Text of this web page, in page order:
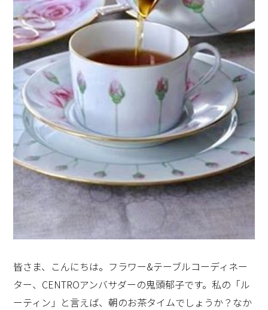
文学や、絵画、音楽、最近はやりの映画でも、楽しかっ
た展示会でもかまいません。文化的な情報を集めて、会
話の引き出しをたくさん持つことが大切だと思います。
ブルボン家のプリンセスもそうでしたが、貴族のマダム
何人かに、お食事のマナーで1番大切な事は何かと伺い
ました。答えはとてもシンプルでした。「好き嫌いが無
いように、苦手なものを克服します。」「食べ残しはし
ない」(食べ物を粗末にしない)この2つなら、頑張ってク
リアできそうですね。
のドバイでの朝食です。モロッコ料理が多かったです。
モロッコで、好きになったレモンが効いてるサラダ。
皆さま、こんにちは。フラワー&テーブルコーディネー
ター、CENTROアンバサダーの鬼頭郁子です。私の「ル
ーティン」と言えば、朝のお茶タイムでしょうか？なか